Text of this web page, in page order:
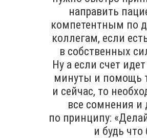
направить
компетентным по
коллегам, если
в собственных
Ну а если счет
минуты и помощь
и сейчас, то
все сомнения и
по принципу:
и будь что